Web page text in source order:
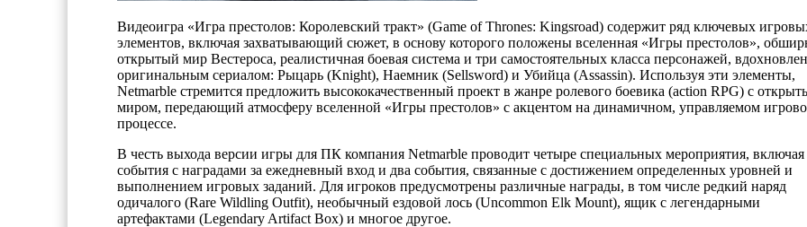
Видеоигра «Игра престолов: Королевский тракт» (Game of Thrones: Kingsroad) содержит ряд ключевых
элементов, включая захватывающий сюжет, в основу которого положены вселенная «Игры престолов»,
открытый мир Вестероса, реалистичная боевая система и три самостоятельных класса персонажей,
оригинальным сериалом: Рыцарь (Knight), Наемник (Sellsword) и Убийца (Assassin). Используя эти элементы,
Netmarble стремится предложить высококачественный проект в жанре ролевого боевика (action RPG) с
миром, передающий атмосферу вселенной «Игры престолов» с акцентом на динамичном, управляемом
процессе.
В честь выхода версии игры для ПК компания Netmarble проводит четыре специальных мероприятия, включая
события с наградами за ежедневный вход и два события, связанные с достижением определенных уровней и
выполнением игровых заданий. Для игроков предусмотрены различные награды, в том числе редкий наряд
одичалого (Rare Wildling Outfit), необычный ездовой лось (Uncommon Elk Mount), ящик с легендарными
артефактами (Legendary Artifact Box) и многое другое.